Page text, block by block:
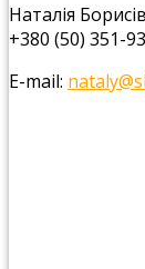
Наталія
+380 (50) 351-
Е-mail: